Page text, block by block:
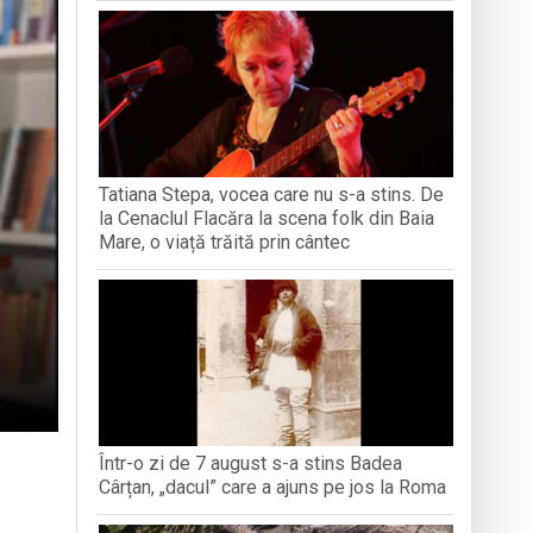
dedicat marelui voievod, la
stres, iar una dezvoltă anxietate,
orașul dintr-o perspectivă diferită
propriul talisman „prinzător de vise”
Tatiana Stepa, vocea care nu s-a stins. De
la Cenaclul Flacăra la scena folk din Baia
Mare, o viață trăită prin cântec
Într-o zi de 7 august s-a stins Badea
Cârțan, „dacul” care a ajuns pe jos la Roma